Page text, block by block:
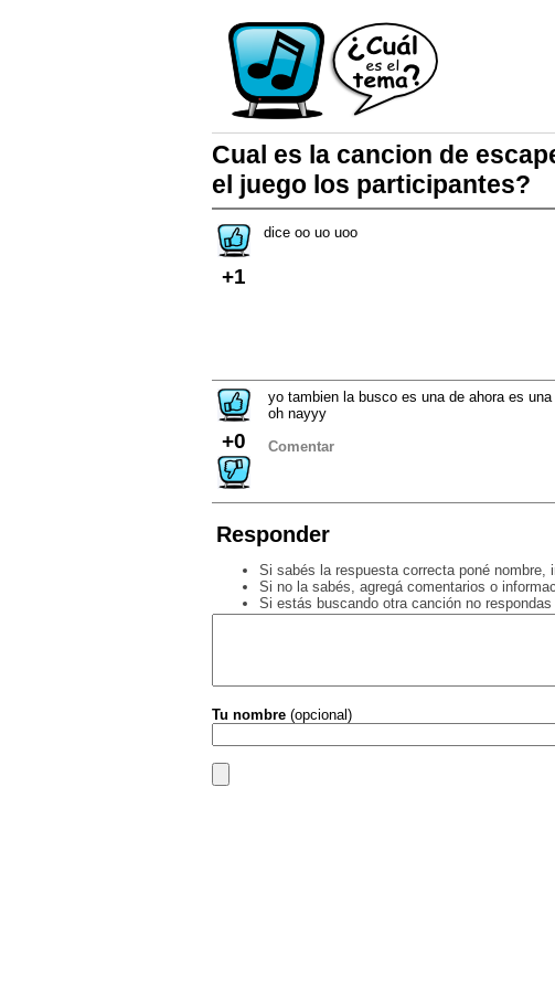
Cual es la cancion de
el juego los participantes?
+1
dice oo uo uoo
+0
yo tambien la busco es una de ahora es
oh nayyy
Comentar
Responder
Si sabés la respuesta correcta poné nombre,
Si no la sabés, agregá comentarios o
Si estás buscando otra canción no respondas
Tu nombre (opcional)